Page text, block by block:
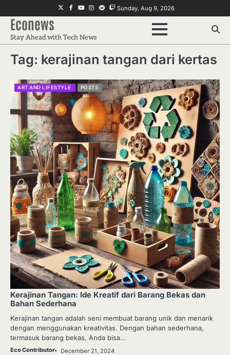
to
content
TwitterFacebook
YoutubeInstagram
RedditTwitch
Sunday, Aug 9, 2026
Econews
Stay Ahead with Tech News
Tag: kerajinan tangan dari kertas
ART AND LIFESTYLE POSTS
Kerajinan Tangan: Ide Kreatif dari Barang Bekas dan
Bahan Sederhana
Kerajinan tangan adalah seni membuat barang unik dan menarik
dengan menggunakan kreativitas. Dengan bahan sederhana,
termasuk barang bekas, Anda bisa…
Eco Contributor December 21, 2024